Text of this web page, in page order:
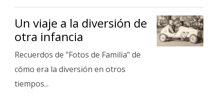
Un viaje a la diversión de
otra infancia
Recuerdos de "Fotos de Familia" de
cómo era la diversión en otros
tiempos...